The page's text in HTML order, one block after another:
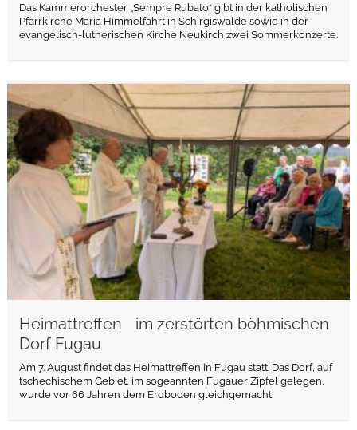
Das Kammerorchester „Sempre Rubato“ gibt in der katholischen
Pfarrkirche Mariä Himmelfahrt in Schirgiswalde sowie in der
evangelisch-lutherischen Kirche Neukirch zwei Sommerkonzerte.
Heimattreffen im zerstörten böhmischen
Dorf Fugau
Am 7. August findet das Heimattreffen in Fugau statt. Das Dorf, auf
tschechischem Gebiet, im sogeannten Fugauer Zipfel gelegen,
wurde vor 66 Jahren dem Erdboden gleichgemacht.
weiterlesen